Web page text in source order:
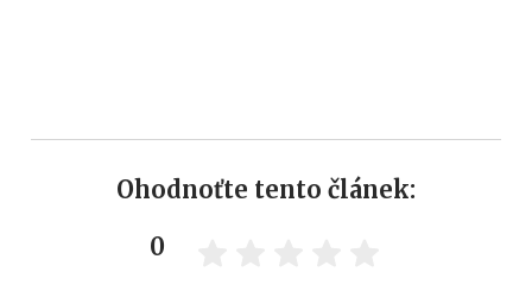
Ohodnoťte tento článek:
0